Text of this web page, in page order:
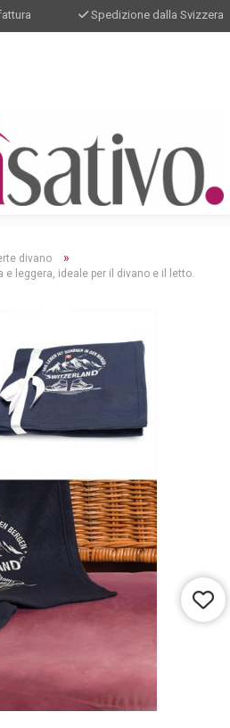
Spedizione dalla Svizzera
divano »
leggera, ideale per il divano e il letto.